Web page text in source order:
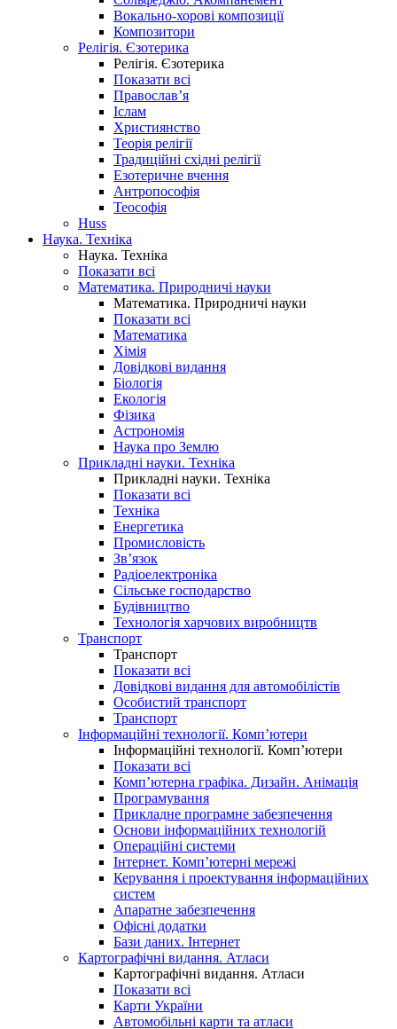
Вокально-хорові композиції
Композитори
Релігія. Єзотерика
Релігія. Єзотерика
Показати всі
Православ’я
Іслам
Християнство
Теорія релігії
Традиційні східні релігії
Езотеричне вчення
Антропософія
Теософія
Huss
Наука. Техніка
Наука. Техніка
Показати всі
Математика. Природничі науки
Математика. Природничі науки
Показати всі
Математика
Хімія
Довідкові видання
Біологія
Екологія
Фізика
Астрономія
Наука про Землю
Прикладні науки. Техніка
Прикладні науки. Техніка
Показати всі
Техніка
Енергетика
Промисловість
Зв’язок
Радіоелектроніка
Сільське господарство
Будівництво
Технологія харчових виробництв
Транспорт
Транспорт
Показати всі
Довідкові видання для автомобілістів
Особистий транспорт
Транспорт
Інформаційні технології. Комп’ютери
Інформаційні технології. Комп’ютери
Показати всі
Комп’ютерна графіка. Дизайн. Анімація
Програмування
Прикладне програмне забезпечення
Основи інформаційних технологій
Операційні системи
Інтернет. Комп’ютерні мережі
Керування і проектування інформаційних
систем
Апаратне забезпечення
Офісні додатки
Бази даних. Інтернет
Картографічні видання. Атласи
Картографічні видання. Атласи
Показати всі
Карти України
Автомобільні карти та атласи